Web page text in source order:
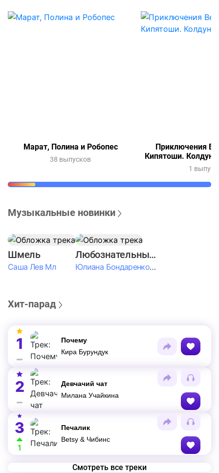
Марат, Полина и Робопес
38 выпусков
Приключения
Кипятоши.
1 выпуск
Музыкальные новинки
Шмель
Саша Лев Мл
Любознательные Дети
Юлиана Бондаренко & Амелия Колпакова & Егор Егоров & Валерия Шевченко & Ксюша Косичкина
Хит-парад
1
Почему
Кира Бурундук
2
Девчачий чат
Милана Учайкина
3
1
Печалик
Betsy & Чибинс
Смотреть все треки